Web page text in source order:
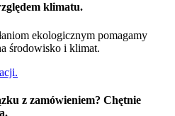
klimatu.
ekologicznym pomagamy
środowisko i klimat.
z zamówieniem? Chętnie